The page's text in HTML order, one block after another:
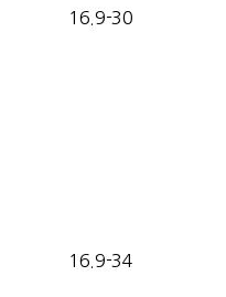
16.9-30
16.9-34